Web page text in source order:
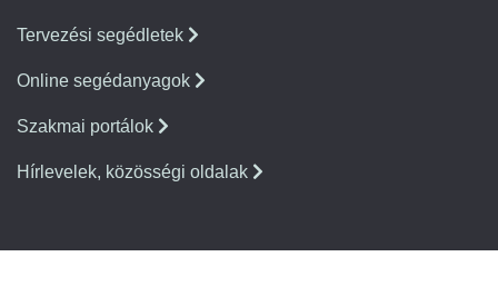
Tervezési segédletek
Online segédanyagok
Szakmai portálok
Hírlevelek, közösségi oldalak